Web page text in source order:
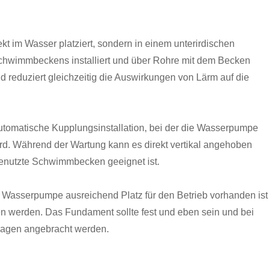
im Wasser platziert, sondern in einem unterirdischen
installiert und über Rohre mit dem Becken
reduziert gleichzeitig die Auswirkungen von Lärm auf die
Kupplungsinstallation, bei der die Wasserpumpe
Während der Wartung kann es direkt vertikal angehoben
Schwimmbecken geeignet ist.
ausreichend Platz für den Betrieb vorhanden ist
werden. Das Fundament sollte fest und eben sein und bei
angebracht werden.